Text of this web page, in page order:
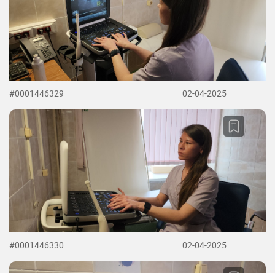
#0001446329 02-04-2025
#0001446330 02-04-2025